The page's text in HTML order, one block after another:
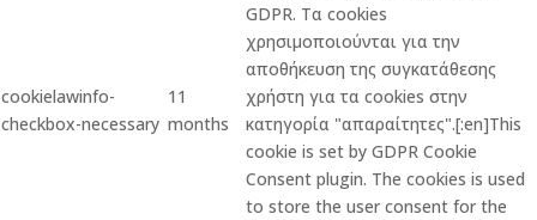
cookielawinfo-
checkbox-necessary
11
months
GDPR. Τα cookies
χρησιμοποιούνται για την
αποθήκευση της συγκατάθεσης
χρήστη για τα cookies στην
κατηγορία "απαραίτητες".[:en]This
cookie is set by GDPR Cookie
Consent plugin. The cookies is used
to store the user consent for the